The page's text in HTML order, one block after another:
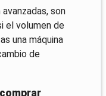
son
el volumen de
una máquina
de